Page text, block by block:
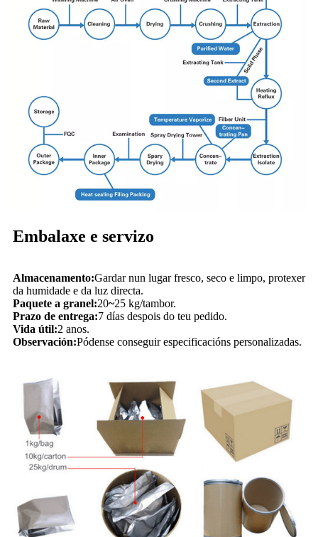
Embalaxe e servizo
Almacenamento:Gardar nun lugar fresco, seco e limpo, protexer
da humidade e da luz directa.
Paquete a granel:20~25 kg/tambor.
Prazo de entrega:7 días despois do teu pedido.
Vida útil:2 anos.
Observación:Pódense conseguir especificacións personalizadas.